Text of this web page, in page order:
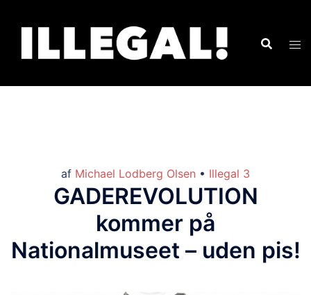
af Michael Lodberg Olsen • Illegal 3
GADEREVOLUTION
kommer på
Nationalmuseet – uden pis!